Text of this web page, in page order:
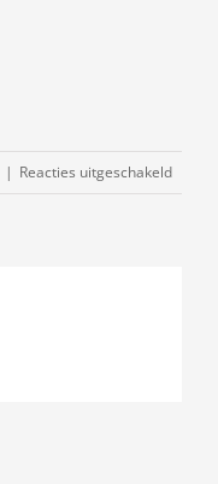
| Reacties uitgeschakeldvoor